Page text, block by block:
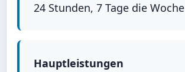
24 Stunden, 7 Tage die Woche
Hauptleistungen